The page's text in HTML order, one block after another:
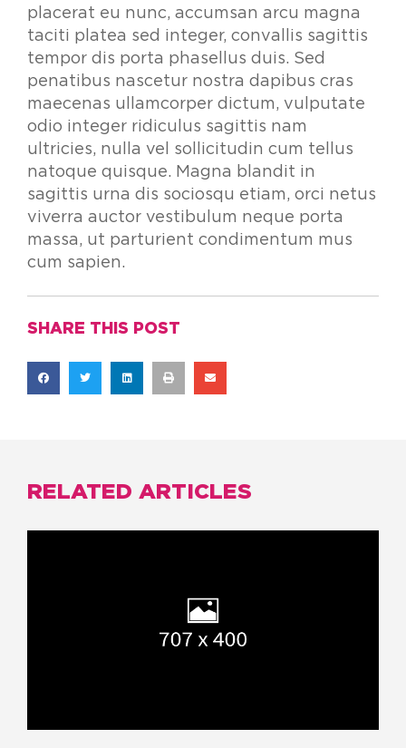
placerat eu nunc, accumsan arcu magna
taciti platea sed integer, convallis sagittis
tempor dis porta phasellus duis. Sed
penatibus nascetur nostra dapibus cras
maecenas ullamcorper dictum, vulputate
odio integer ridiculus sagittis nam
ultricies, nulla vel sollicitudin cum tellus
natoque quisque. Magna blandit in
sagittis urna dis sociosqu etiam, orci netus
viverra auctor vestibulum neque porta
massa, ut parturient condimentum mus
cum sapien.
SHARE THIS POST
RELATED ARTICLES